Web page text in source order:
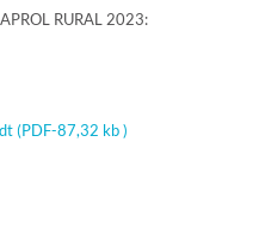
RURAL 2023:
(PDF-87,32 kb )